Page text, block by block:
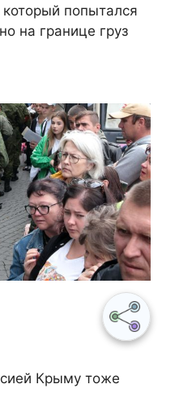
попытался
на границе груз
Крыму тоже